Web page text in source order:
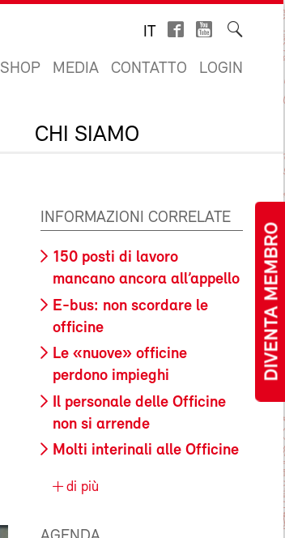
DIVENTA MEMBRO
IT
SHOP MEDIA CONTATTO LOGIN
CHI SIAMO
INFORMAZIONI CORRELATE
150 posti di lavoro
mancano ancora all’appello
E-bus: non scordare le
officine
Le «nuove» officine
perdono impieghi
Il personale delle Officine
non si arrende
Molti interinali alle Officine
di più